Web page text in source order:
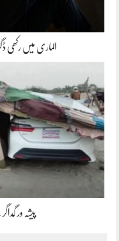
الماری میں
پیشہ ور